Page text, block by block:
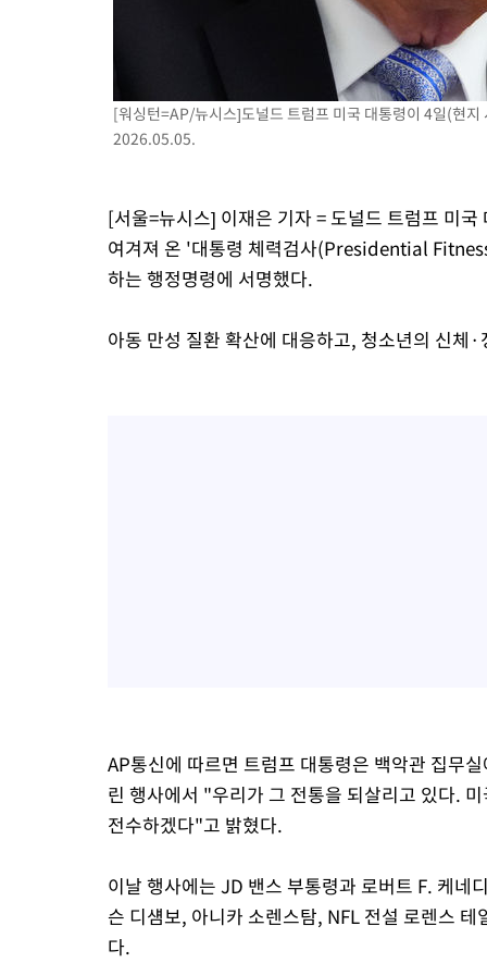
[워싱턴=AP/뉴시스]도널드 트럼프 미국 대통령이 4일(현
2026.05.05.
[서울=뉴시스] 이재은 기자 = 도널드 트럼프 미
여겨져 온 '대통령 체력검사(Presidential
하는 행정명령에 서명했다.
아동 만성 질환 확산에 대응하고, 청소년의 신체
AP통신에 따르면 트럼프 대통령은 백악관 집무
린 행사에서 "우리가 그 전통을 되살리고 있다.
전수하겠다"고 밝혔다.
이날 행사에는 JD 밴스 부통령과 로버트 F. 케네
슨 디섐보, 아니카 소렌스탐, NFL 전설 로렌스
다.